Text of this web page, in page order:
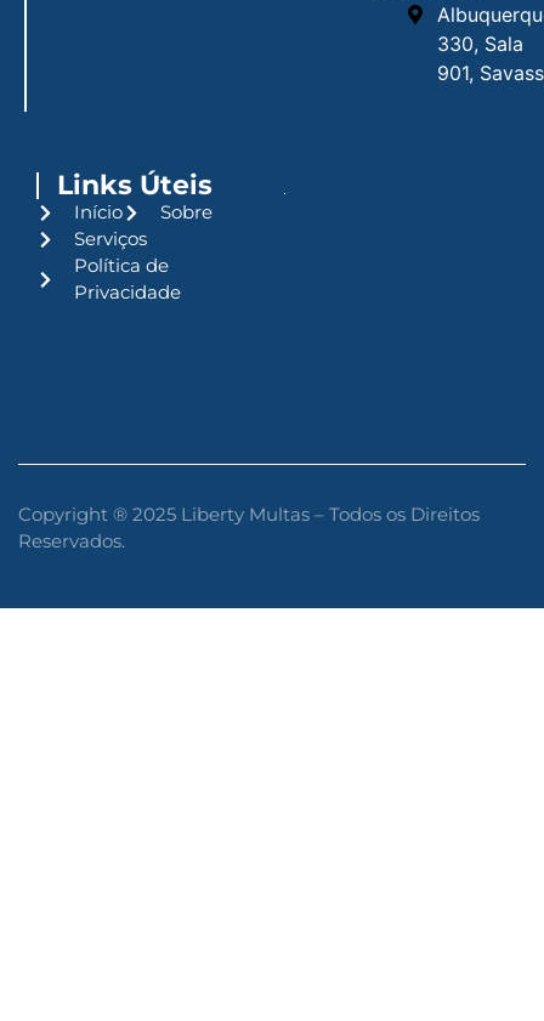
330, Sala
901,
Links Úteis
Início
Sobre
Serviços
Política de
Privacidade
Copyright ® 2025 Liberty Multas – Todos os Direitos
Reservados.